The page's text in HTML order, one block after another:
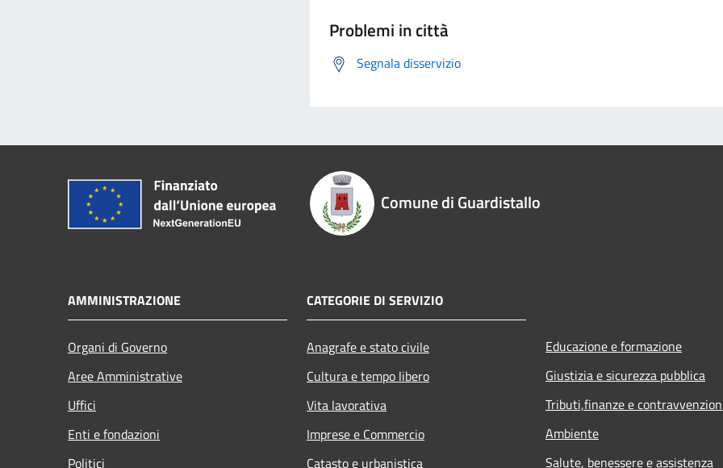
Problemi in città
Segnala disservizio
Comune di Guardistallo
AMMINISTRAZIONE
Organi di Governo
Aree Amministrative
Uffici
Enti e fondazioni
Politici
CATEGORIE DI SERVIZIO
Anagrafe e stato civile
Cultura e tempo libero
Vita lavorativa
Imprese e Commercio
Catasto e urbanistica
Educazione e formazione
Giustizia e sicurezza pubblica
Tributi,finanze e
Ambiente
Salute, benessere e assistenza